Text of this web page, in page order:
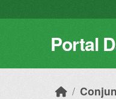
Portal